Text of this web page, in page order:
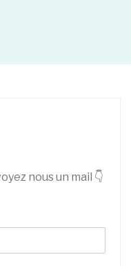
nous un mail 👇